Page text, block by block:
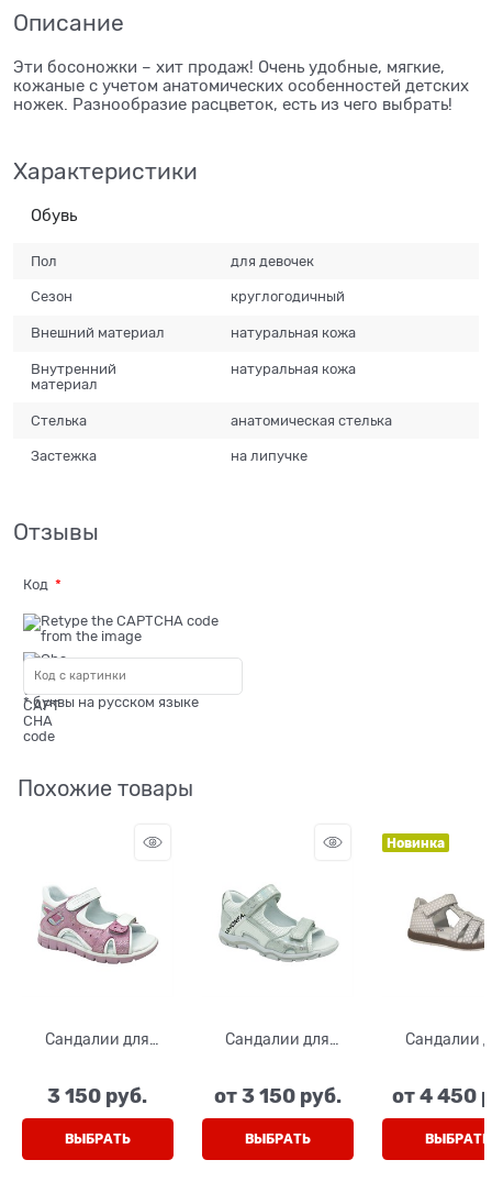
Описание
Эти босоножки – хит продаж! Очень удобные, мягкие,
кожаные с учетом анатомических особенностей детских
ножек. Разнообразие расцветок, есть из чего выбрать!
Характеристики
Обувь
Пол для девочек
Сезон круглогодичный
Внешний материал натуральная кожа
Внутренний
материал
натуральная кожа
Стелька анатомическая стелька
Застежка на липучке
Отзывы
Код
* буквы на русском языке
Похожие товары
Сандалии для
липучках
3 150 руб.
ВЫБРАТЬ
Сандалии для
белый, на липучках
от3 150 руб.
ВЫБРАТЬ
Новинка
Сандалии
горох), на
от4 450
ВЫБРАТЬ